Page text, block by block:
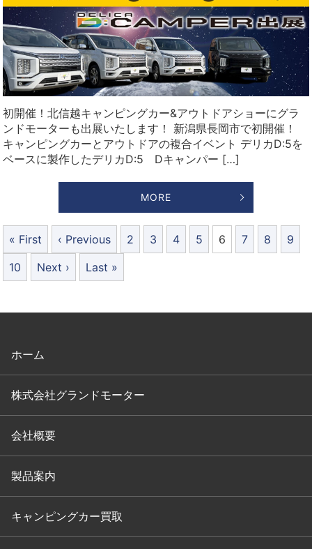
初開催！北信越キャンピングカー&アウトドアショーにグラ
ンドモーターも出展いたします！ 新潟県長岡市で初開催！
キャンピングカーとアウトドアの複合イベント デリカD:5を
ベースに製作したデリカD:5 Dキャンパー […]
MORE
« First ‹ Previous 2 3 4 5 6 7 8
9
10
Next › Last »
ホーム
株式会社グランドモーター
会社概要
製品案内
キャンピングカー買取